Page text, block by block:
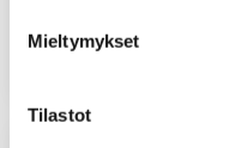
Mieltymykset
Tilastot
JATKUVA HAKU